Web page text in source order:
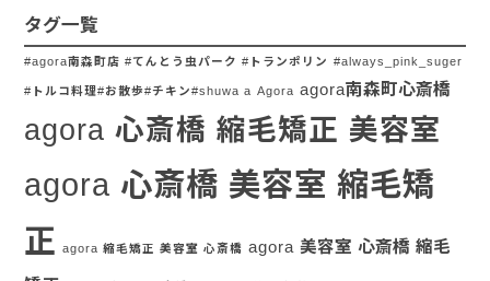
タグ一覧
#agora南森町店 #てんとう虫パーク #トランポリン #always_pink_suger
#トルコ料理#お散歩#チキン#shuwa a Agora agora南森町心斎橋
agora 心斎橋 縮毛矯正 美容室
agora 心斎橋 美容室 縮毛矯
正 agora 縮毛矯正 美容室 心斎橋 agora 美容室 心斎橋 縮毛